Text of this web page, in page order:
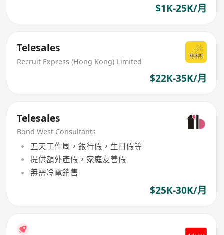
$1K-25K/月
Telesales
Recruit Express (Hong Kong) Limited
$22K-35K/月
Telesales
Bond West Consultants
五天工作周，銀行假，生日假等
提供額外產假，家庭友善假
無需冷電銷售
$25K-30K/月